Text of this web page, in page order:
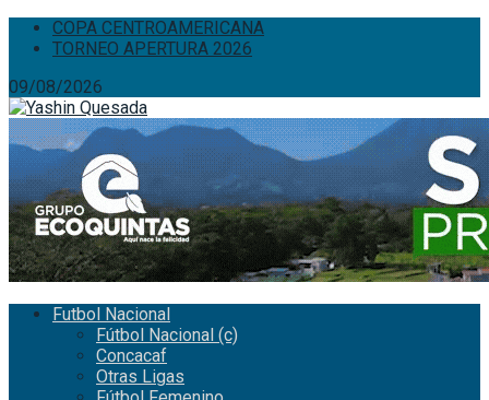
COPA CENTROAMERICANA
TORNEO APERTURA 2026
09/08/2026
Futbol Nacional
Fútbol Nacional (c)
Concacaf
Otras Ligas